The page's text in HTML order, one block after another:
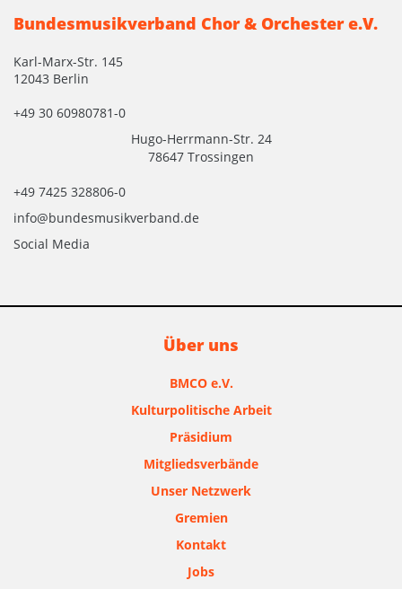
Bundesmusikverband Chor & Orchester e.V.
Karl-Marx-Str. 145
12043 Berlin
+49 30 60980781-0
Hugo-Herrmann-Str. 24
78647 Trossingen
+49 7425 328806-0
info@bundesmusikverband.de
Social Media
Über uns
BMCO e.V.
Kulturpolitische Arbeit
Präsidium
Mitgliedsverbände
Unser Netzwerk
Gremien
Kontakt
Jobs